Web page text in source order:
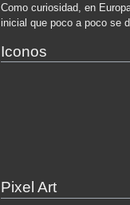
Como curiosidad, en
inicial que poco a poco se
Iconos
Pixel Art